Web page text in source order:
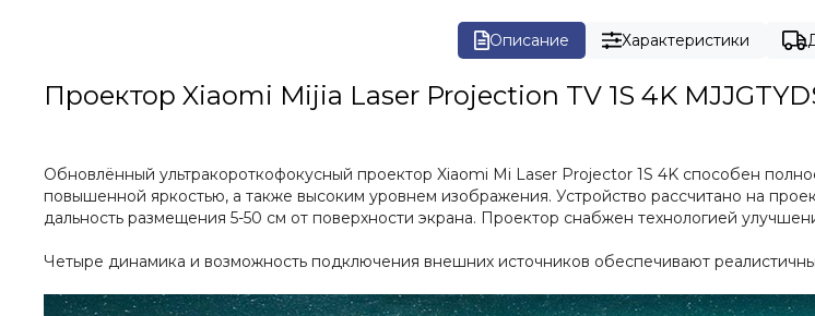
Описание Характеристики
Проектор Xiaomi Mijia Laser Projection TV 1S 4K
Обновлённый ультракороткофокусный проектор Xiaomi Mi Laser Projector 1S 4K способен
повышенной яркостью, а также высоким уровнем изображения. Устройство рассчитано на
дальность размещения 5-50 см от поверхности экрана. Проектор снабжен технологией
Четыре динамика и возможность подключения внешних источников обеспечивают